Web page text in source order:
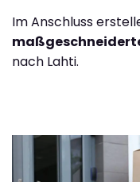
Im Anschluss
nach Lahti.